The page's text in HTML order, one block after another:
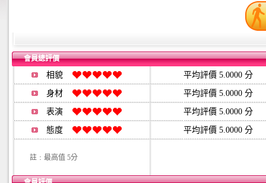
會員總評價
相貌 平均評價 5.0000 分
身材 平均評價 5.0000 分
表演 平均評價 5.0000 分
態度 平均評價 5.0000 分
註﹕最高值 5分